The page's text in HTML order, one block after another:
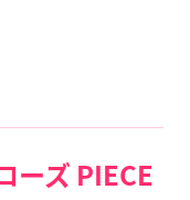
ーズ PIECE